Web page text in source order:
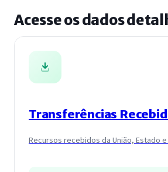
Acesse os dados
Transferências
Recursos recebidos da União, Estado